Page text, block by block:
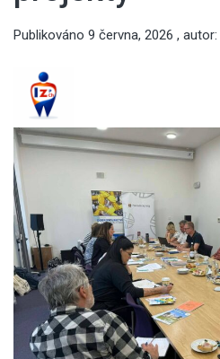
Publikováno 9 června, 2026 , autor: